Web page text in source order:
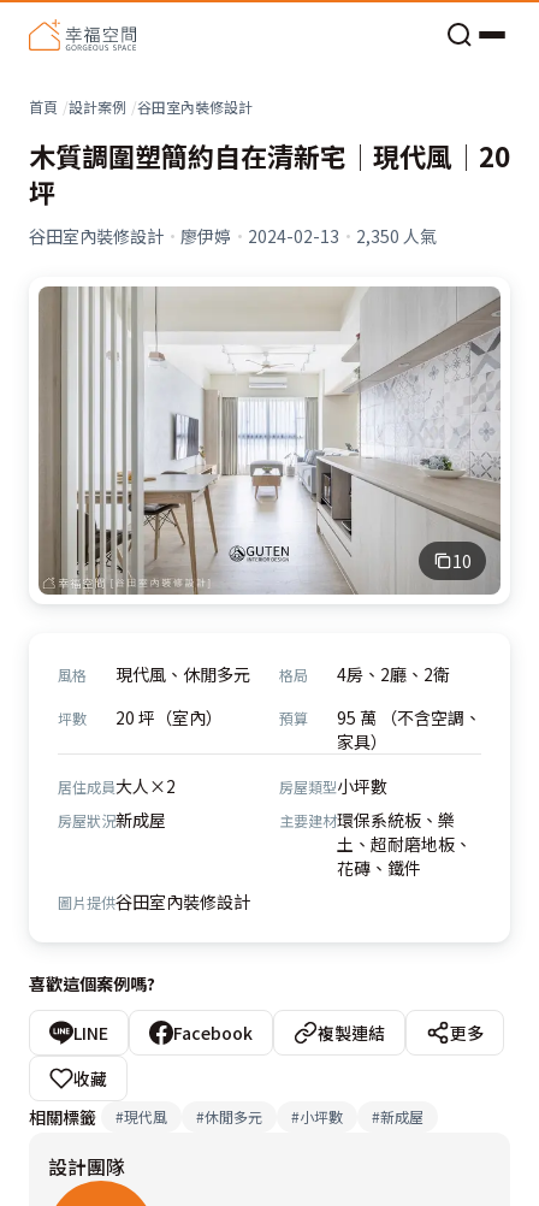
首頁 設計案例 谷田室內裝修設計
木質調圍塑簡約自在清新宅│現代風│20
坪
谷田室內裝修設計 · 廖伊婷 · 2024-02-13 · 2,350 人氣
10
風格 現代風、休閒多元 格局 4房、2廳、2衛
坪數 20 坪（室內） 預算
95 萬 （不含空調、
家具）
居住成員大人×2 房屋類型小坪數
房屋狀況新成屋 主要建材環保系統板、樂
土、超耐磨地板、
花磚、鐵件
圖片提供谷田室內裝修設計
喜歡這個案例嗎?
LINE Facebook 複製連結
更多
收藏
相關標籤
#現代風 #休閒多元 #小坪數 #新成屋
設計團隊